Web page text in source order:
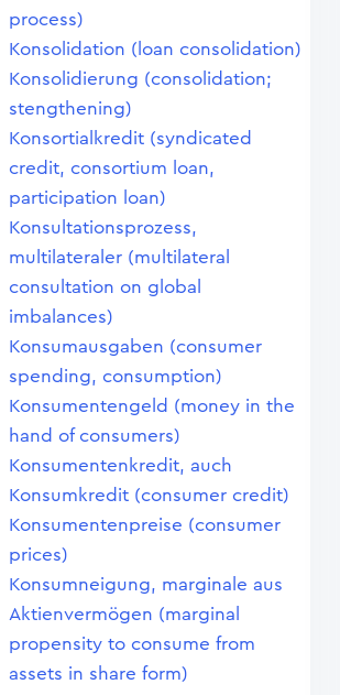
process)
Konsolidation (loan consolidation)
Konsolidierung (consolidation;
stengthening)
Konsortialkredit (syndicated
credit, consortium loan,
participation loan)
Konsultationsprozess,
multilateraler (multilateral
consultation on global
imbalances)
Konsumausgaben (consumer
spending, consumption)
Konsumentengeld (money in the
hand of consumers)
Konsumentenkredit, auch
Konsumkredit (consumer credit)
Konsumentenpreise (consumer
prices)
Konsumneigung, marginale aus
Aktienvermögen (marginal
propensity to consume from
assets in share form)